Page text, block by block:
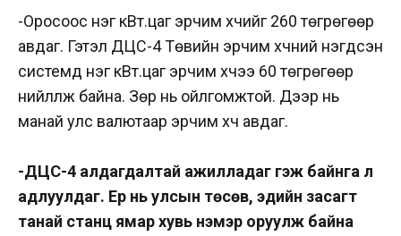
-Оросоос нэг кВт.цаг эрчим хүчийг 260 төгрөгөөр
авдаг. Гэтэл ДЦС-4 Төвийн эрчим хүчний нэгдсэн
системд нэг кВт.цаг эрчим хүчээ 60 төгрөгөөр
нийлүүлж байна. Зөрүү нь ойлгомжтой. Дээр нь
манай улс валютаар эрчим хүч авдаг.
-ДЦС-4 алдагдалтай ажилладаг гэж байнга л
адлуулдаг. Ер нь улсын төсөв, эдийн засагт
танай станц ямар хувь нэмэр оруулж байна